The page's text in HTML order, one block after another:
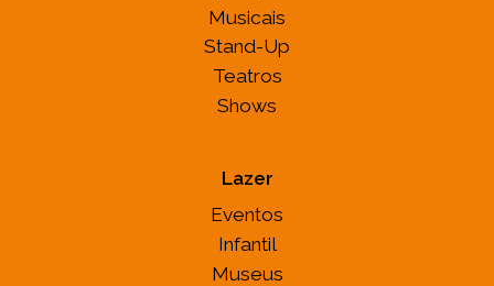
Musicais
Stand-Up
Teatros
Shows
Lazer
Eventos
Infantil
Museus